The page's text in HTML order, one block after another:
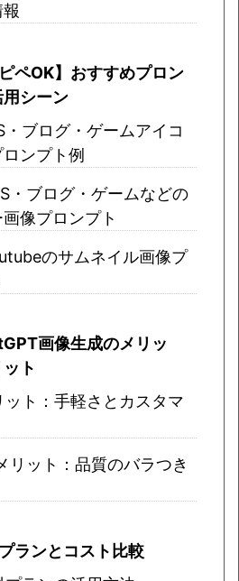
ペOK】おすすめプロン
シーン
・ブログ・ゲームアイコ
ンプト例
・ブログ・ゲームなどの
像プロンプト
のサムネイル画像プ
画像生成のメリッ
ト
ット：手軽さとカスタマ
リット：品質のバラつき
ランとコスト比較